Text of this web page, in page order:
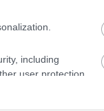
including
user protection.